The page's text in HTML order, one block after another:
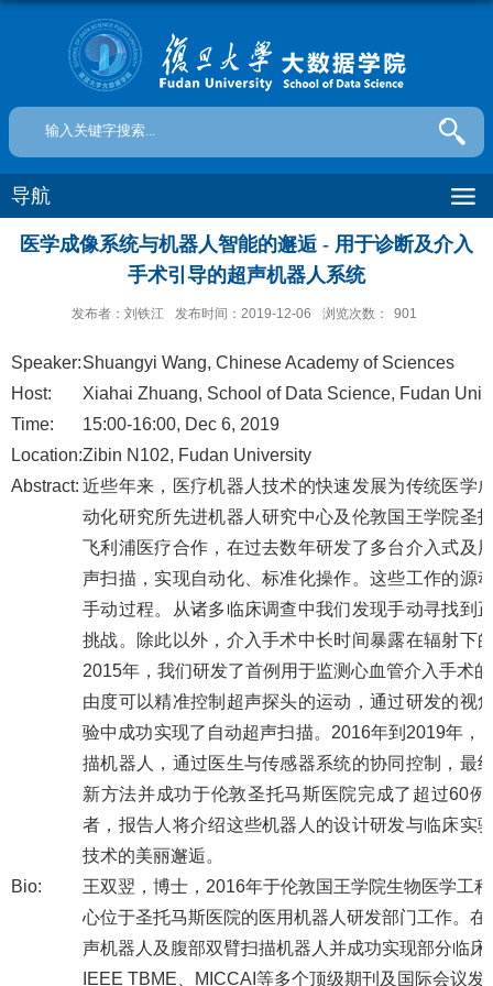
导航
医学成像系统与机器人智能的邂逅 - 用于诊断及介入
手术引导的超声机器人系统
发布者：刘铁江 发布时间：2019-12-06 浏览次数： 901
Speaker:Shuangyi Wang, Chinese Academy of Sciences
Host:
Xiahai Zhuang, School of Data Science, Fudan
Time:
15:00-16:00, Dec 6, 2019
Location:Zibin N102, Fudan University
Abstract: 近些年来，医疗机器人技术的快速发展为传统医学
动化研究所先进机器人研究中心及伦敦国王学院圣
飞利浦医疗合作，在过去数年研发了多台介入式及
声扫描，实现自动化、标准化操作。这些工作的源
手动过程。从诸多临床调查中我们发现手动寻找到
挑战。除此以外，介入手术中长时间暴露在辐射下
2015年，我们研发了首例用于监测心血管介入手术
由度可以精准控制超声探头的运动，通过研发的视
验中成功实现了自动超声扫描。2016年到2019年，
描机器人，通过医生与传感器系统的协同控制，最
新方法并成功于伦敦圣托马斯医院完成了超过60
者，报告人将介绍这些机器人的设计研发与临床实
技术的美丽邂逅。
Bio:
王双翌，博士，2016年于伦敦国王学院生物医学工
心位于圣托马斯医院的医用机器人研发部门工作。
声机器人及腹部双臂扫描机器人并成功实现部分临
IEEE TBME、MICCAI等多个顶级期刊及国际会议